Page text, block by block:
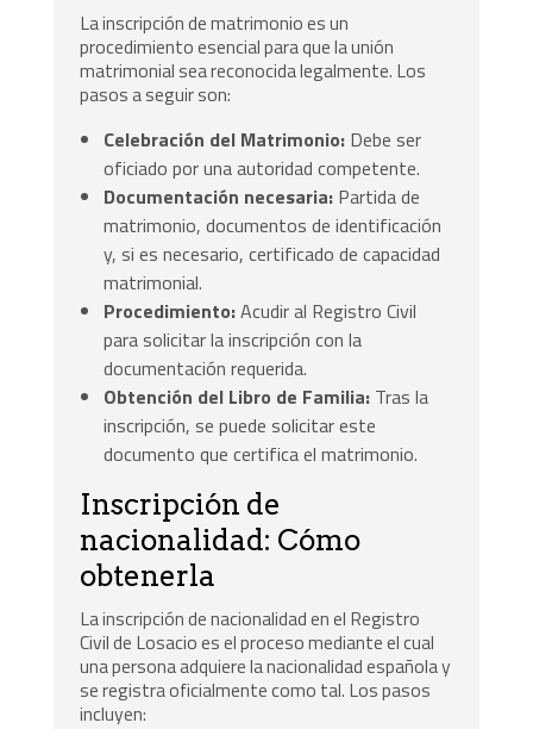
La inscripción de matrimonio es un
procedimiento esencial para que la unión
matrimonial sea reconocida legalmente. Los
pasos a seguir son:
Celebración del Matrimonio: Debe ser
oficiado por una autoridad competente.
Documentación necesaria: Partida de
matrimonio, documentos de identificación
y, si es necesario, certificado de capacidad
matrimonial.
Procedimiento:Acudir al Registro Civil
para solicitar la inscripción con la
documentación requerida.
Obtención del Libro de Familia: Tras la
inscripción, se puede solicitar este
documento que certifica el matrimonio.
Inscripción de
nacionalidad: Cómo
obtenerla
La inscripción de nacionalidad en el Registro
Civil de Losacio es el proceso mediante el cual
una persona adquiere la nacionalidad española y
se registra oficialmente como tal. Los pasos
incluyen: